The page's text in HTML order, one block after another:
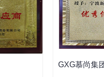
GXG慕尚集